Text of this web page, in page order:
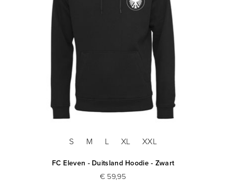
S M L XL XXL
FC Eleven - Duitsland Hoodie - Zwart
€ 59,95